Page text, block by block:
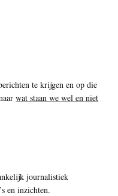
te krijgen en op die
wat staan we wel en niet
journalistiek
en inzichten.